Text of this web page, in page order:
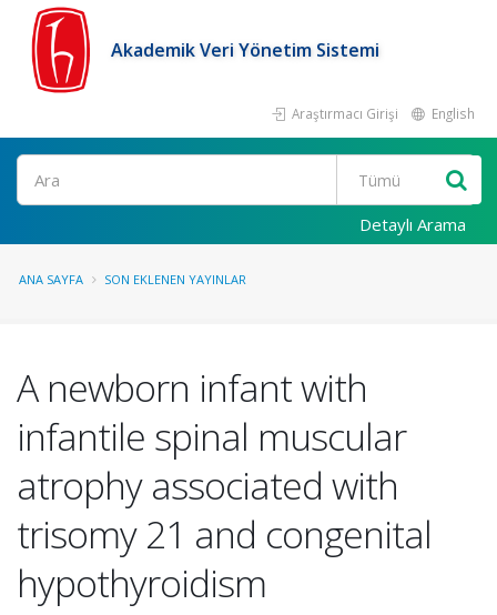
Akademik Veri Yönetim Sistemi
Araştırmacı Girişi English
Ara
Detaylı Arama
ANA SAYFA SON EKLENEN YAYINLAR
A newborn infant with
infantile spinal muscular
atrophy associated with
trisomy 21 and congenital
hypothyroidism